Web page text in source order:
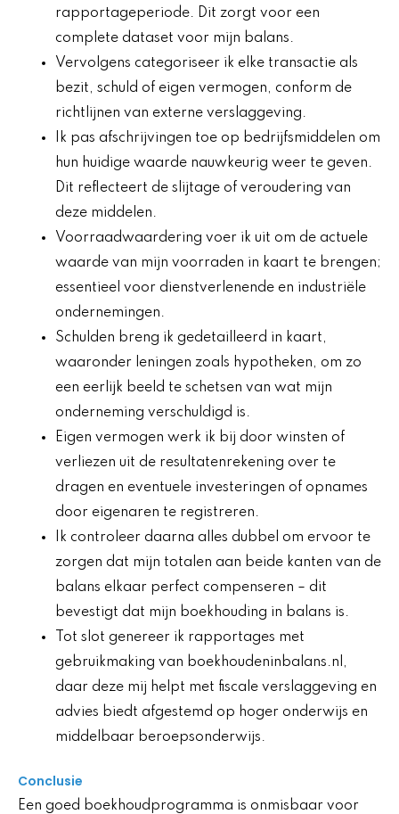
rapportageperiode. Dit zorgt voor een
complete dataset voor mijn balans.
Vervolgens categoriseer ik elke transactie als
bezit, schuld of eigen vermogen, conform de
richtlijnen van externe verslaggeving.
Ik pas afschrijvingen toe op bedrijfsmiddelen om
hun huidige waarde nauwkeurig weer te geven.
Dit reflecteert de slijtage of veroudering van
deze middelen.
Voorraadwaardering voer ik uit om de actuele
waarde van mijn voorraden in kaart te brengen;
essentieel voor dienstverlenende en industriële
ondernemingen.
Schulden breng ik gedetailleerd in kaart,
waaronder leningen zoals hypotheken, om zo
een eerlijk beeld te schetsen van wat mijn
onderneming verschuldigd is.
Eigen vermogen werk ik bij door winsten of
verliezen uit de resultatenrekening over te
dragen en eventuele investeringen of opnames
door eigenaren te registreren.
Ik controleer daarna alles dubbel om ervoor te
zorgen dat mijn totalen aan beide kanten van de
balans elkaar perfect compenseren – dit
bevestigt dat mijn boekhouding in balans is.
Tot slot genereer ik rapportages met
gebruikmaking van boekhoudeninbalans.nl,
daar deze mij helpt met fiscale verslaggeving en
advies biedt afgestemd op hoger onderwijs en
middelbaar beroepsonderwijs.
Conclusie
Een goed boekhoudprogramma is onmisbaar voor